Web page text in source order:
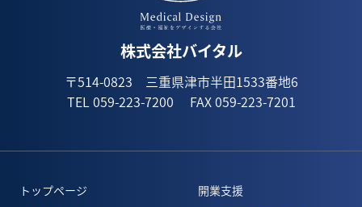
株式会社バイタル
〒514-0823 三重県津市半田1533番地6
TEL 059-223-7200 FAX 059-223-7201
トップページ
開業支援